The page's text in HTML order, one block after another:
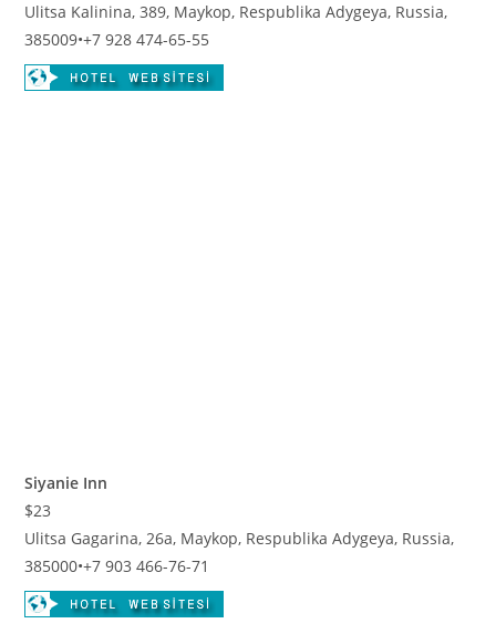
Ulitsa Kalinina, 389, Maykop, Respublika Adygeya, Russia,
385009•+7 928 474-65-55
Siyanie Inn
$23
Ulitsa Gagarina, 26a, Maykop, Respublika Adygeya, Russia,
385000•+7 903 466-76-71